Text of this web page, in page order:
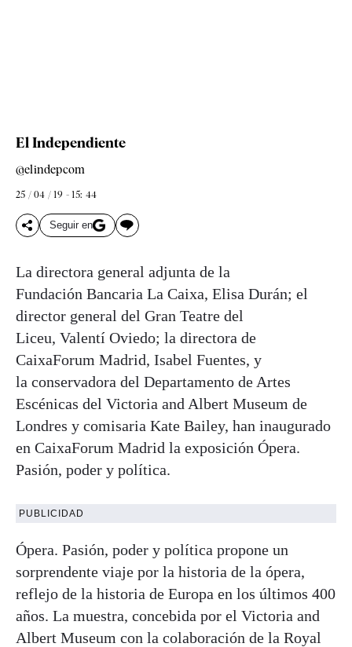
El Independiente
@elindepcom
25 / 04 / 19 - 15: 44
Seguir en
La directora general adjunta de la
Fundación Bancaria La Caixa, Elisa Durán; el
director general del Gran Teatre del
Liceu, Valentí Oviedo; la directora de
CaixaForum Madrid, Isabel Fuentes, y
la conservadora del Departamento de Artes
Escénicas del Victoria and Albert Museum de
Londres y comisaria Kate Bailey, han inaugurado
en CaixaForum Madrid la exposición Ópera.
Pasión, poder y política.
PUBLICIDAD
Ópera. Pasión, poder y política propone un
sorprendente viaje por la historia de la ópera,
reflejo de la historia de Europa en los últimos 400
años. La muestra, concebida por el Victoria and
Albert Museum con la colaboración de la Royal